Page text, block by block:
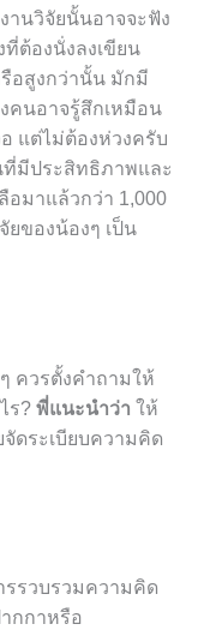
านวิจัยนั้นอาจจะฟัง
ต้องนั่งลงเขียน
อสูงกว่านั้น มักมี
คนอาจรู้สึกเหมือน
แต่ไม่ต้องห่วงครับ
ที่มีประสิทธิภาพและ
อมาแล้วกว่า 1,000
ยของน้องๆ เป็น
ควรตั้งคำถามให้
ร? พี่แนะนำว่า ให้
จัดระเบียบความคิด
รรวบรวมความคิด
กกาหรือ